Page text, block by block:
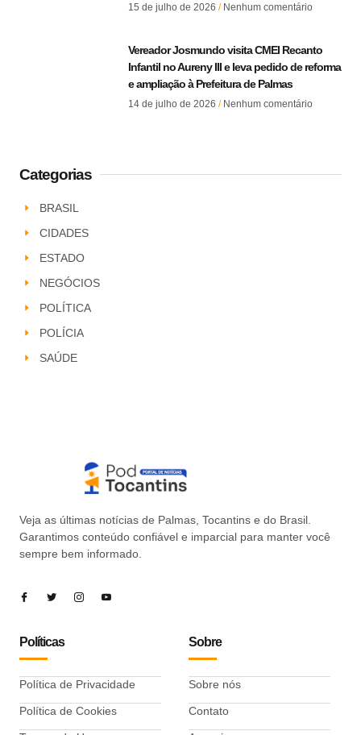
15 de julho de 2026 Nenhum comentário
Vereador Josmundo visita CMEI Recanto
Infantil no Aureny III e leva pedido de reforma
e ampliação à Prefeitura de Palmas
14 de julho de 2026 Nenhum comentário
Categorias
BRASIL
CIDADES
ESTADO
NEGÓCIOS
POLÍTICA
POLÍCIA
SAÚDE
Veja as últimas notícias de Palmas, Tocantins e do Brasil.
Garantimos conteúdo confiável e imparcial para manter você
sempre bem informado.
Políticas
Política de Privacidade
Política de Cookies
Sobre
Sobre nós
Contato